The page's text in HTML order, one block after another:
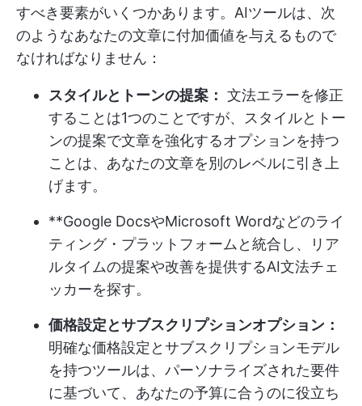
すべき要素がいくつかあります。AIツールは、次
のようなあなたの文章に付加価値を与えるもので
なければなりません：
スタイルとトーンの提案： 文法エラーを修正
することは1つのことですが、スタイルとトー
ンの提案で文章を強化するオプションを持つ
ことは、あなたの文章を別のレベルに引き上
げます。
**Google DocsやMicrosoft Wordなどのライ
ティング・プラットフォームと統合し、リア
ルタイムの提案や改善を提供するAI文法チェ
ッカーを探す。
価格設定とサブスクリプションオプション：
明確な価格設定とサブスクリプションモデル
を持つツールは、パーソナライズされた要件
に基づいて、あなたの予算に合うのに役立ち